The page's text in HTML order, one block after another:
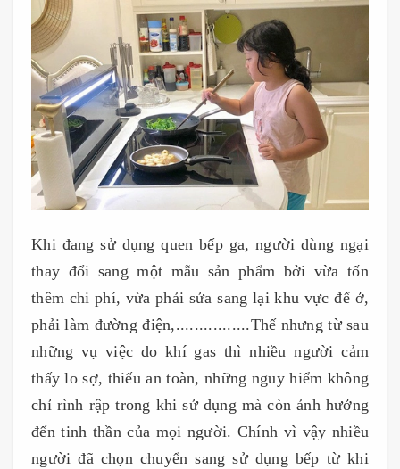
Khi đang sử dụng quen bếp ga, người dùng ngại
thay đổi sang một mẫu sản phẩm bởi vừa tốn
thêm chi phí, vừa phải sửa sang lại khu vực để ở,
phải làm đường điện,................Thế nhưng từ sau
những vụ việc do khí gas thì nhiều người cảm
thấy lo sợ, thiếu an toàn, những nguy hiểm không
chỉ rình rập trong khi sử dụng mà còn ảnh hưởng
đến tinh thần của mọi người. Chính vì vậy nhiều
người đã chọn chuyển sang sử dụng bếp từ khi